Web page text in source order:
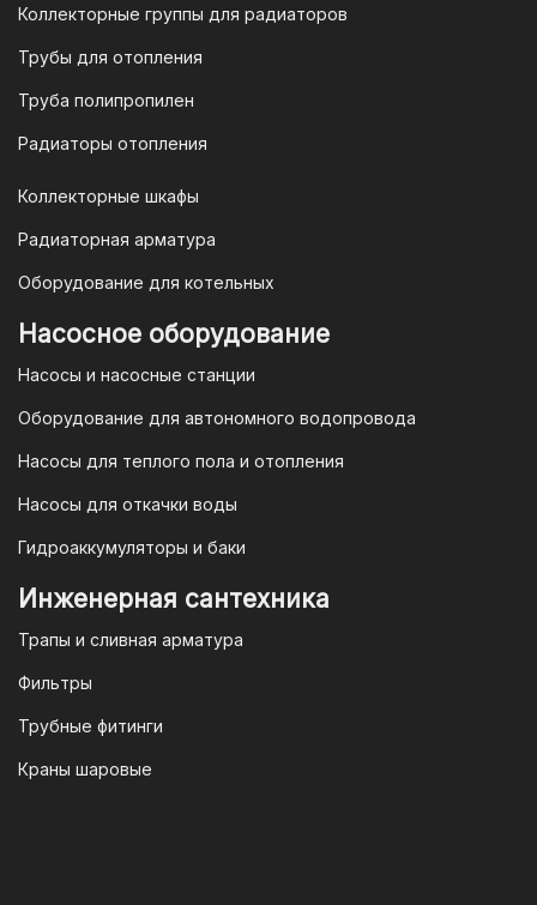
электронную почту
opt@mail.ru
Гарантия и условия гарантии
магазине "TIM-com Россия" Вы можете
быть уверены в том, что мы действуем
в рамках действующего
Законодательства Российской
Федерации и Ваши права, как
отопительной техники (котлы, газовые
монтажа, необходимо вызывать
специалиста из
ЦЕНТРА на первый запуск
оборудования (пуско-наладочные
Коллекторные группы для радиаторов
Трубы для отопления
Труба полипропилен
Радиаторы отопления
Коллекторные шкафы
Радиаторная арматура
Оборудование для котельных
Насосное оборудование
Насосы и насосные станции
Оборудование для автономного водопровода
Насосы для теплого пола и отопления
Насосы для откачки воды
Гидроаккумуляторы и баки
Инженерная сантехника
Трапы и сливная арматура
Фильтры
Трубные фитинги
Краны шаровые